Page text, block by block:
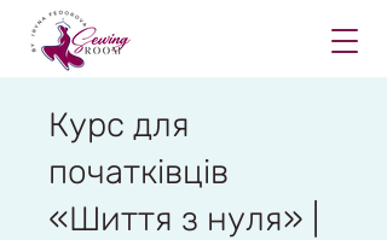
Курс для
початківців
«Шиття з нуля» |